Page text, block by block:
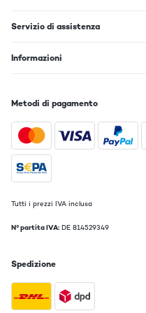
que ahora puedo reproducir
probé en una fiesta que
ningúna complicación. Trae
pilas están incluidas).El
(me gusta porque no quedan
contenta con la compra ya que
música sin perder potencia ni
Bin zufrieden mit dem
Lautsprechern von
Servizio di assistenza
Informazioni
Metodi di pagamento
Tutti i prezzi IVA inclusa
N° partita IVA: DE 814529349
Spedizione